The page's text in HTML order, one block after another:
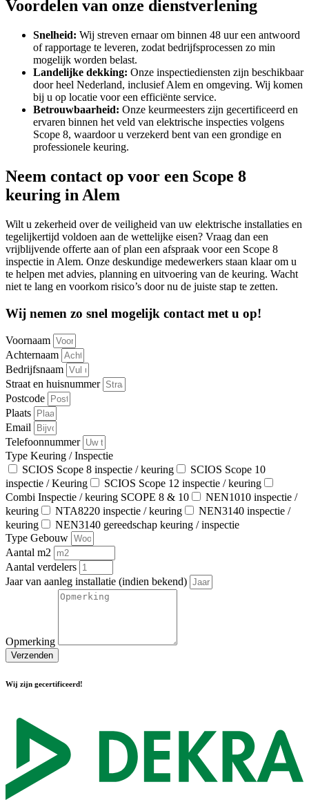
Voordelen van onze dienstverlening
Snelheid: Wij streven ernaar om binnen 48 uur een antwoord
of rapportage te leveren, zodat bedrijfsprocessen zo min
mogelijk worden belast.
Landelijke dekking: Onze inspectiediensten zijn beschikbaar
door heel Nederland, inclusief Alem en omgeving. Wij komen
bij u op locatie voor een efficiënte service.
Betrouwbaarheid: Onze keurmeesters zijn gecertificeerd en
ervaren binnen het veld van elektrische inspecties volgens
Scope 8, waardoor u verzekerd bent van een grondige en
professionele keuring.
Neem contact op voor een Scope 8
keuring in Alem
Wilt u zekerheid over de veiligheid van uw elektrische installaties en
tegelijkertijd voldoen aan de wettelijke eisen? Vraag dan een
vrijblijvende offerte aan of plan een afspraak voor een Scope 8
inspectie in Alem. Onze deskundige medewerkers staan klaar om u
te helpen met advies, planning en uitvoering van de keuring. Wacht
niet te lang en voorkom risico’s door nu de juiste stap te zetten.
Wij nemen zo snel mogelijk contact met u op!
Voornaam
Achternaam
Bedrijfsnaam
Straat en huisnummer
Postcode
Plaats
Email
Telefoonnummer
Type Keuring / Inspectie
SCIOS Scope 8 inspectie / keuring
SCIOS Scope 10
inspectie / Keuring
SCIOS Scope 12 inspectie / keuring
Combi Inspectie / keuring SCOPE 8 & 10
NEN1010 inspectie /
keuring
NTA8220 inspectie / keuring
NEN3140 inspectie /
keuring
NEN3140 gereedschap keuring / inspectie
Type Gebouw
Aantal m2
Aantal verdelers
Jaar van aanleg installatie (indien bekend)
Opmerking
Verzenden
Wij zijn gecertificeerd!